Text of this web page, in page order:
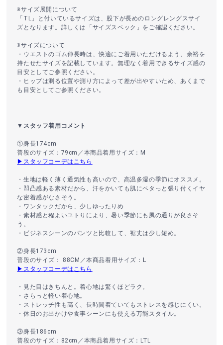
※サイズ展開について
「TL」と付いているサイズは、股下が長めのロングレングスサイ
ズとなります。詳しくは「サイズスペック」をご確認ください。
※サイズについて
・ウエストのゴム伸長時は、快適にご着用いただけるよう、余裕を
持たせたサイズを記載しています。無理なく着用できるサイズ感の
目安としてご参照ください。
・ヒップは測る位置や測り方によって差が出やすいため、あくまで
も目安としてご参照ください。
▼スタッフ着用コメント
①身長174cm
普段のサイズ：79cm／本商品着用サイズ：M
▶スタッフコーデはこちら
・生地は軽く薄く通気性も高いので、高温多湿の季節にオススメ。
・凹凸感ある素材だから、汗をかいても肌にペタっと張り付くイヤ
な密着感がなさそう。
・ワンタックだから、少しゆったりめ
・素材感と程よいユトりにより、暑い季節にも風の通りが良さそ
う。
・ビジネスシーンのパンツと比較して、裾丈は少し短め。
②身長173cm
普段のサイズ： 88CM／本商品着用サイズ：L
▶スタッフコーデはこちら
・見た目はきちんと。着心地は驚くほどラク。
・さらっと軽い着心地。
・ストレッチ性も高く、長時間着ていてもストレスを感じにくい。
・休日のお出かけや食事シーンにも使える万能スタイル。
③身長186cm
普段のサイズ：82cm／本商品着用サイズ：LTL